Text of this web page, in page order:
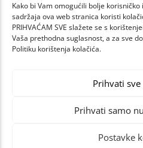
Kako bi Vam omogućili bolje
sadržaja ova web stranica koristi
PRIHVAĆAM SVE slažete se s
Vaša prethodna suglasnost, a za sve
Politiku korištenja kolačića.
Prihvati sve
Prihvati samo
Postavke